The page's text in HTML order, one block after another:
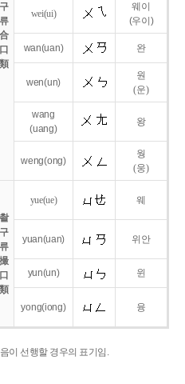
구
류
合
口
類
wei(ui)
웨이
(우이)
wan(uan) 완
wen(un)
원
(운)
wang
(uang)
왕
weng(ong)
웡
(웅)
촬
구
류
撮
口
類
yue(ue) 웨
yuan(uan) 위안
yun(un) 윈
yong(iong) 융
이 선행할 경우의 표기임.